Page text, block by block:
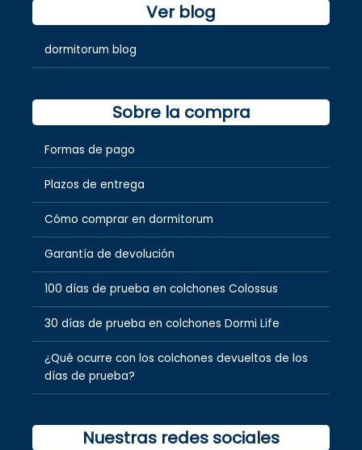
Ver blog
dormitorum blog
Sobre la compra
Formas de pago
Plazos de entrega
Cómo comprar en dormitorum
Garantía de devolución
100 días de prueba en colchones Colossus
30 días de prueba en colchones Dormi Life
¿Qué ocurre con los colchones devueltos de los
días de prueba?
Nuestras redes sociales